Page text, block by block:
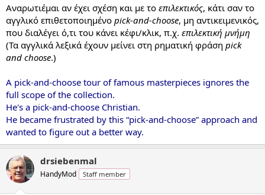
Αναρωτιέμαι αν έχει σχέση και με το επιλεκτικός, κάτι σαν το
αγγλικό επιθετοποιημένο pick-and-choose, μη αντικειμενικός,
που διαλέγει ό,τι του κάνει κέφι/κλικ, π.χ. επιλεκτική μνήμη
(Τα αγγλικά λεξικά έχουν μείνει στη ρηματική φράση pick
and choose.)
A pick-and-choose tour of famous masterpieces ignores the
full scope of the collection.
He's a pick-and-choose Christian.
He became frustrated by this “pick-and-choose” approach and
wanted to figure out a better way.
drsiebenmal
HandyMod Staff member